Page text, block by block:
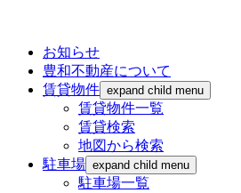
お知らせ
豊和不動産について
賃貸物件 expand child menu
賃貸物件一覧
賃貸検索
地図から検索
駐車場 expand child menu
駐車場一覧